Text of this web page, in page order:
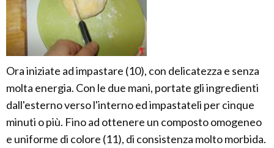
Ora iniziate ad impastare (10), con delicatezza e senza
molta energia. Con le due mani, portate gli ingredienti
dall'esterno verso l'interno ed impastateli per cinque
minuti o più. Fino ad ottenere un composto omogeneo
e uniforme di colore (11), di consistenza molto morbida.